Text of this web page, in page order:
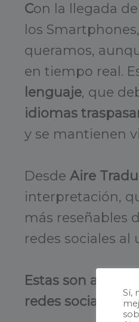
Con la llegada
los
queramos,
en tiempo real.
lenguaje, que
idiomas
y se mantienen
Desde Aire
interpretación,
más reseñables
redes sociales al
Estas son
redes sociales:
Sí,